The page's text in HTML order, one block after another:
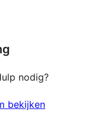
nodig?
bekijken